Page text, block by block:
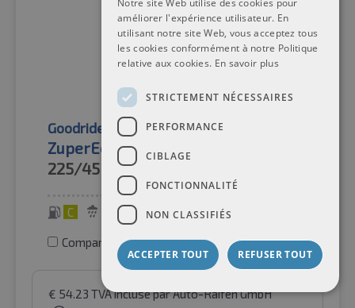
Goodride Pneus d'été
ZuperEco Z-107 XL
225/45R1794W
C 72 dB
Comparer les pneus
€ 54.23 TVA inclusepar Auto-Raifen GmbH
Notre site Web utilise des cookies pour
améliorer l'expérience utilisateur. En
utilisant notre site Web, vous acceptez tous
les cookies conformément à notre Politique
relative aux cookies. En savoir plus
STRICTEMENT NÉCESSAIRES
PERFORMANCE
CIBLAGE
FONCTIONNALITÉ
NON CLASSIFIÉS
ACCEPTER TOUT REFUSER TOUT